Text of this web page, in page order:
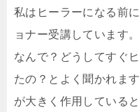
私はヒーラーになる前
ョナー受講しています。
なんで？どうしてすぐ
たの？とよく聞かれま
が大きく作用している